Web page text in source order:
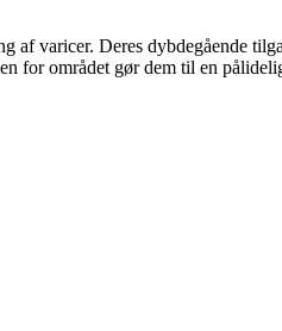
varicer. Deres dybdegående
for området gør dem til en